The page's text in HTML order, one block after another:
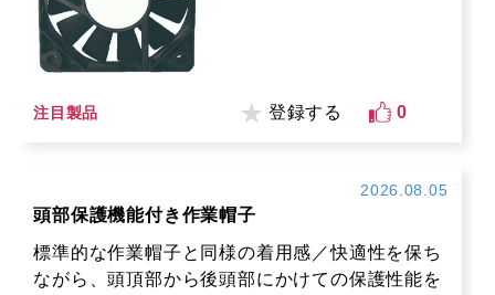
注目製品 登録する 0
2026.08.05
頭部保護機能付き作業帽子
標準的な作業帽子と同様の着用感／快適性を保ち
ながら、頭頂部から後頭部にかけての保護性能を